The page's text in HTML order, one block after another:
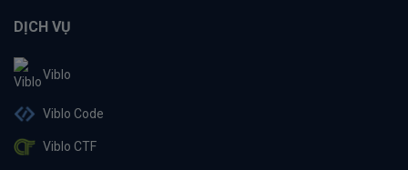
DỊCH VỤ
Viblo
Viblo Code
Viblo CTF